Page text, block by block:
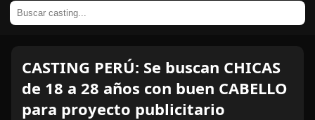
CASTING PERÚ: Se buscan CHICAS
de 18 a 28 años con buen CABELLO
para proyecto publicitario